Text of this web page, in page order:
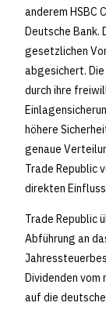
anderem HSBC
Deutsche Bank.
gesetzlichen
abgesichert. Die
durch ihre
höhere
genaue
Trade Republic
direkten
Trade Republic
Abführung an
Dividenden
auf die